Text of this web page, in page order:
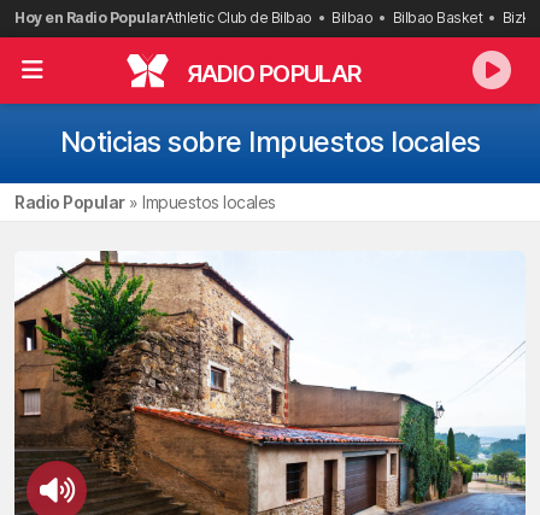
Saltar
al
contenido
Hoy en Radio PopularAthletic Club de Bilbao Bilbao Bilbao Basket
RADIO POPULAR
Noticias sobre Impuestos locales
Radio Popular» Impuestos locales